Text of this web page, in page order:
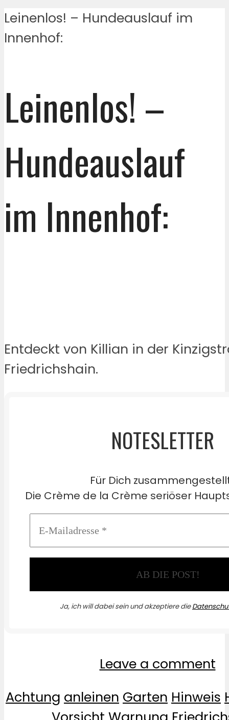
Leinenlos! – Hundeauslauf im
Innenhof:
Leinenlos! –
Hundeauslauf
im Innenhof:
Entdeckt von Killian in der
Friedrichshain.
NOTESLETTER
Für Dich
Die Crème de la Crème seriöser
Ja, ich will dabei sein und akzeptiere die
Leave a comment
Achtung anleinen Garten Hinweis